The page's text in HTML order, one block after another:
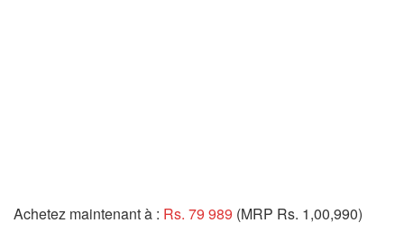
Achetez maintenant à : Rs. 79 989 (MRP Rs. 1,00,990)